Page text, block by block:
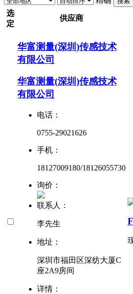
选
定
供应商
华富测量(深圳)传感技术
有限公司
华富测量(深圳)传感技术
有限公司
电话：
0755-29021626
手机：
18127009180/18126055730
询价：
联系人：
李先生
地址：
深圳市福田区深纺大厦C
座2A9房间
详情：